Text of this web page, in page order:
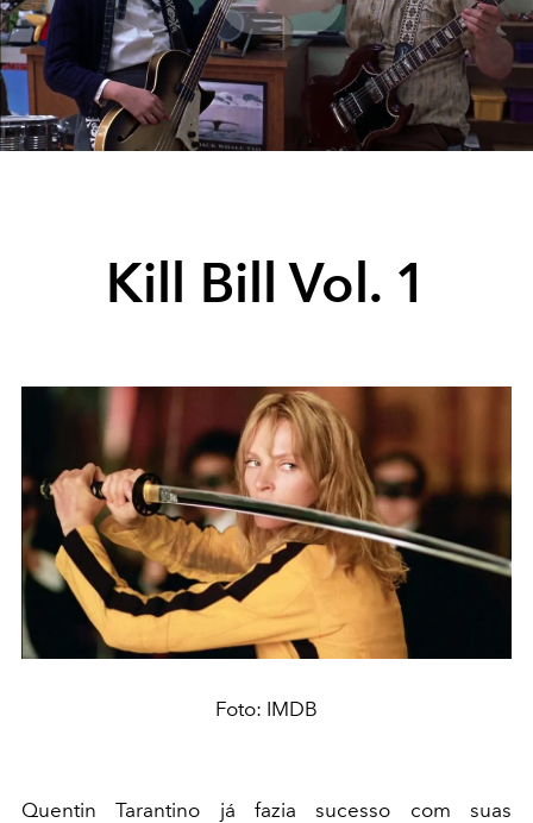
Play
Video
Kill Bill Vol. 1
Foto: IMDB
Quentin Tarantino já fazia sucesso com suas